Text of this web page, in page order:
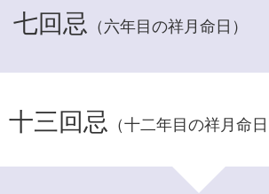
七回忌 （六年目の祥月命日）
十三回忌 （十二年目の祥月命日